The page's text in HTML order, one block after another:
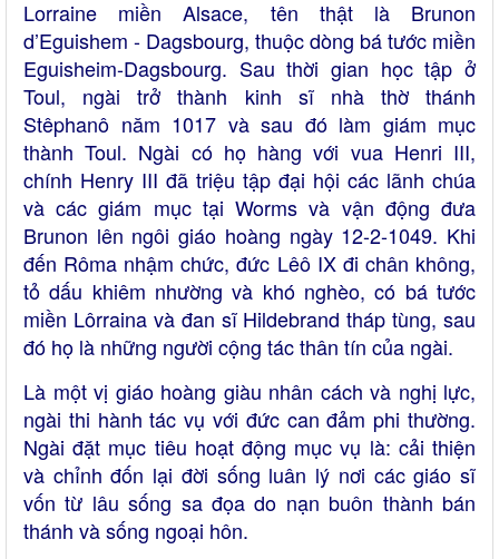
Lorraine miền Alsace, tên thật là Brunon
d’Eguishem - Dagsbourg, thuộc dòng bá tước miền
Eguisheim-Dagsbourg. Sau thời gian học tập ở
Toul, ngài trở thành kinh sĩ nhà thờ thánh
Stêphanô năm 1017 và sau đó làm giám mục
thành Toul. Ngài có họ hàng với vua Henri III,
chính Henry III đã triệu tập đại hội các lãnh chúa
và các giám mục tại Worms và vận động đưa
Brunon lên ngôi giáo hoàng ngày 12-2-1049. Khi
đến Rôma nhậm chức, đức Lêô IX đi chân không,
tỏ dấu khiêm nhường và khó nghèo, có bá tước
miền Lôrraina và đan sĩ Hildebrand tháp tùng, sau
đó họ là những người cộng tác thân tín của ngài.
Là một vị giáo hoàng giàu nhân cách và nghị lực,
ngài thi hành tác vụ với đức can đảm phi thường.
Ngài đặt mục tiêu hoạt động mục vụ là: cải thiện
và chỉnh đốn lại đời sống luân lý nơi các giáo sĩ
vốn từ lâu sống sa đọa do nạn buôn thành bán
thánh và sống ngoại hôn.